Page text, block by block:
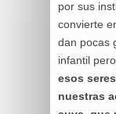
por sus
convierte
dan pocas
infantil
esos
nuestras